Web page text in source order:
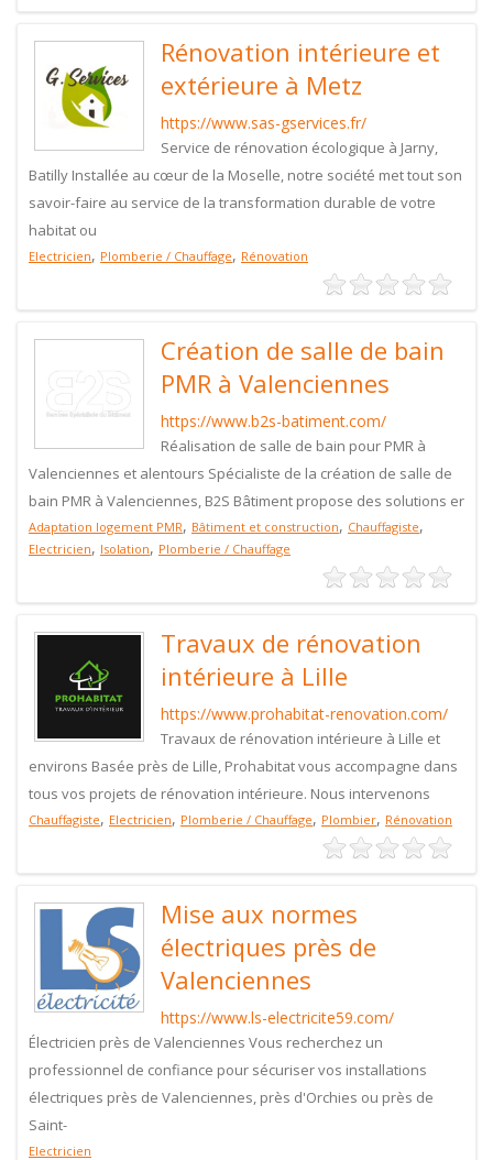
Rénovation intérieure et
extérieure à Metz
https://www.sas-gservices.fr/
Service de rénovation écologique à Jarny,
Batilly Installée au cœur de la Moselle, notre société met tout son
savoir-faire au service de la transformation durable de votre
habitat ou
Electricien, Plomberie / Chauffage, Rénovation
Création de salle de bain
PMR à Valenciennes
https://www.b2s-batiment.com/
Réalisation de salle de bain pour PMR à
Valenciennes et alentours Spécialiste de la création de salle de
bain PMR à Valenciennes, B2S Bâtiment propose des solutions er
Adaptation logement PMR, Bâtiment et construction, Chauffagiste,
Electricien, Isolation, Plomberie / Chauffage
Travaux de rénovation
intérieure à Lille
https://www.prohabitat-renovation.com/
Travaux de rénovation intérieure à Lille et
environs Basée près de Lille, Prohabitat vous accompagne dans
tous vos projets de rénovation intérieure. Nous intervenons
Chauffagiste, Electricien, Plomberie / Chauffage, Plombier, Rénovation
Mise aux normes
électriques près de
Valenciennes
https://www.ls-electricite59.com/
Électricien près de Valenciennes Vous recherchez un
professionnel de confiance pour sécuriser vos installations
électriques près de Valenciennes, près d'Orchies ou près de
Saint-
Electricien